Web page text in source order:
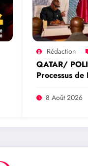
Rédaction
QATAR/
Processus de
Qatar salue la
libération de 15
8 Août 2026